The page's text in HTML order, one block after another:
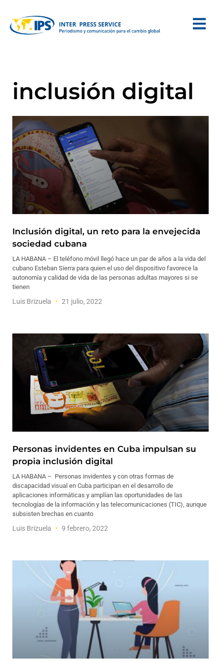
inclusión digital
Inclusión digital, un reto para la envejecida
sociedad cubana
LA HABANA – El teléfono móvil llegó hace un par de años a la vida del
cubano Esteban Sierra para quien el uso del dispositivo favorece la
autonomía y calidad de vida de las personas adultas mayores si se
tienen
Luis Brizuela 21 julio, 2022
Personas invidentes en Cuba impulsan su
propia inclusión digital
LA HABANA – Personas invidentes y con otras formas de
discapacidad visual en Cuba participan en el desarrollo de
aplicaciones informáticas y amplían las oportunidades de las
tecnologías de la información y las telecomunicaciones (TIC), aunque
subsisten brechas en cuanto
Luis Brizuela 9 febrero, 2022